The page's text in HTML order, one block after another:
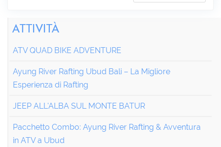
ATTIVITÀ
ATV QUAD BIKE ADVENTURE
Ayung River Rafting Ubud Bali – La Migliore
Esperienza di Rafting
JEEP ALL'ALBA SUL MONTE BATUR
Pacchetto Combo: Ayung River Rafting & Avventura
in ATV a Ubud